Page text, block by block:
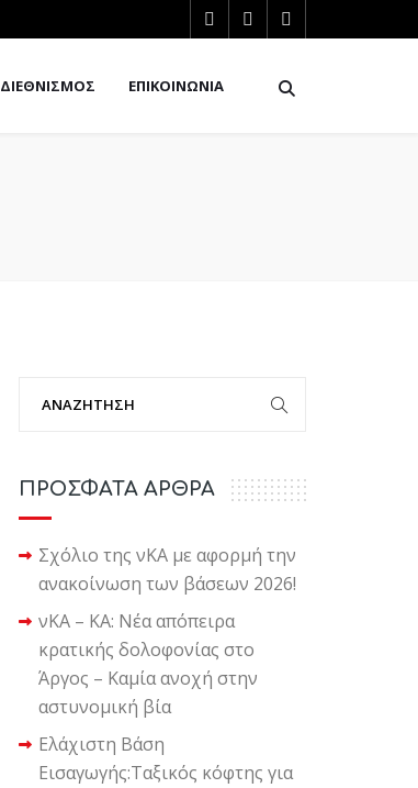
ΔΙΕΘΝΙΣΜΟΣ ΕΠΙΚΟΙΝΩΝΙΑ
ΠΡΟΣΦΑΤΑ ΑΡΘΡΑ
Σχόλιο της νΚΑ με αφορμή την
ανακοίνωση των βάσεων 2026!
νΚΑ – ΚΑ: Νέα απόπειρα
κρατικής δολοφονίας στο
Άργος – Καμία ανοχή στην
αστυνομική βία
Ελάχιστη Βάση
Εισαγωγής:Ταξικός κόφτης για